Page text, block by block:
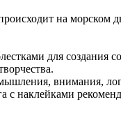
на морском
для создания
внимания,
с наклейками